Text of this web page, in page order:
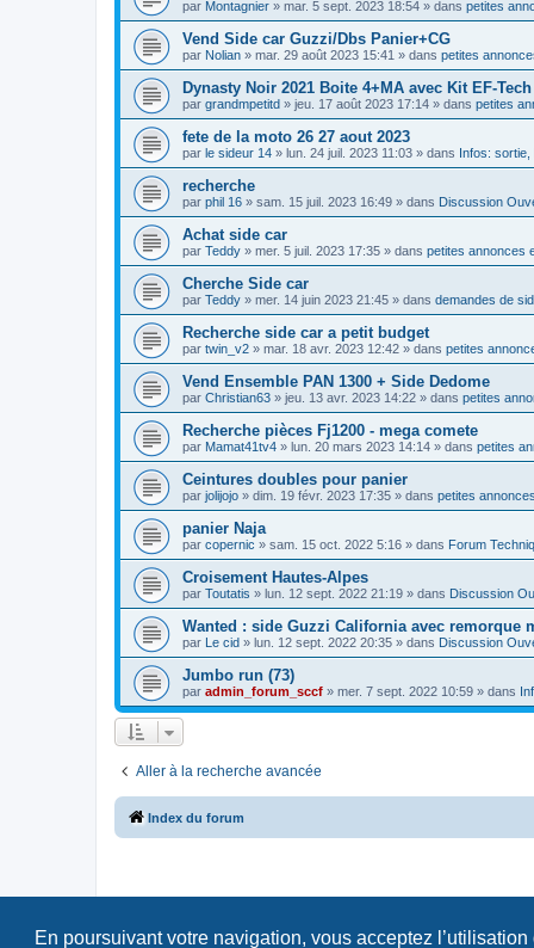
En poursuivant votre navigation, vous acceptez l’utilisation
par Montagnier » mar. 5 sept. 2023 18:54 » dans petites
Vend Side car Guzzi/Dbs Panier+CG
par Nolian » mar. 29 août 2023 15:41 » dans petites
Dynasty Noir 2021 Boite 4+MA avec Kit EF-
par grandmpetitd » jeu. 17 août 2023 17:14 » dans petites
fete de la moto 26 27 aout 2023
par le sideur 14 » lun. 24 juil. 2023 11:03 » dans Infos: sortie,
recherche
par phil 16 » sam. 15 juil. 2023 16:49 » dans Discussion
Achat side car
par Teddy » mer. 5 juil. 2023 17:35 » dans petites annonces
Cherche Side car
par Teddy » mer. 14 juin 2023 21:45 » dans demandes de
Recherche side car a petit budget
par twin_v2 » mar. 18 avr. 2023 12:42 » dans petites
Vend Ensemble PAN 1300 + Side Dedome
par Christian63 » jeu. 13 avr. 2023 14:22 » dans petites
Recherche pièces Fj1200 - mega comete
par Mamat41tv4 » lun. 20 mars 2023 14:14 » dans petites
Ceintures doubles pour panier
par jolijojo » dim. 19 févr. 2023 17:35 » dans petites
panier Naja
par copernic » sam. 15 oct. 2022 5:16 » dans Forum
Croisement Hautes-Alpes
par Toutatis » lun. 12 sept. 2022 21:19 » dans Discussion
Wanted : side Guzzi California avec remorque
par Le cid » lun. 12 sept. 2022 20:35 » dans Discussion
Jumbo run (73)
par admin_forum_sccf » mer. 7 sept. 2022 10:59 » dans
Aller à la recherche avancée
Index du forum